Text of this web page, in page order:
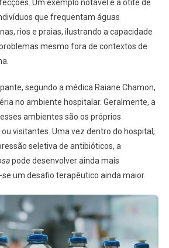
Um exemplo notável é a otite de
que frequentam águas
rios e praias, ilustrando a capacidade
mesmo fora de contextos de
segundo a médica Raiane Chamon,
no ambiente hospitalar. Geralmente, a
ambientes são os próprios
visitantes. Uma vez dentro do hospital,
seletiva de antibióticos, a
pode desenvolver ainda mais
um desafio terapêutico ainda maior.